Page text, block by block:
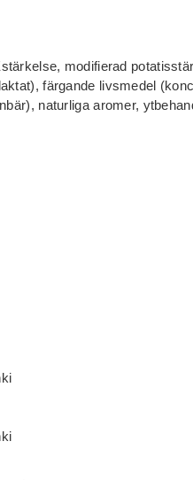
modifierad
färgande livsmedel
naturliga aromer,